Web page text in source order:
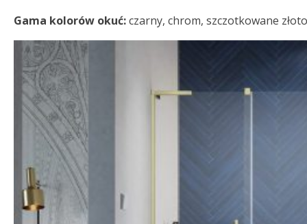
Gama kolorów okuć:czarny, chrom, szczotkowane